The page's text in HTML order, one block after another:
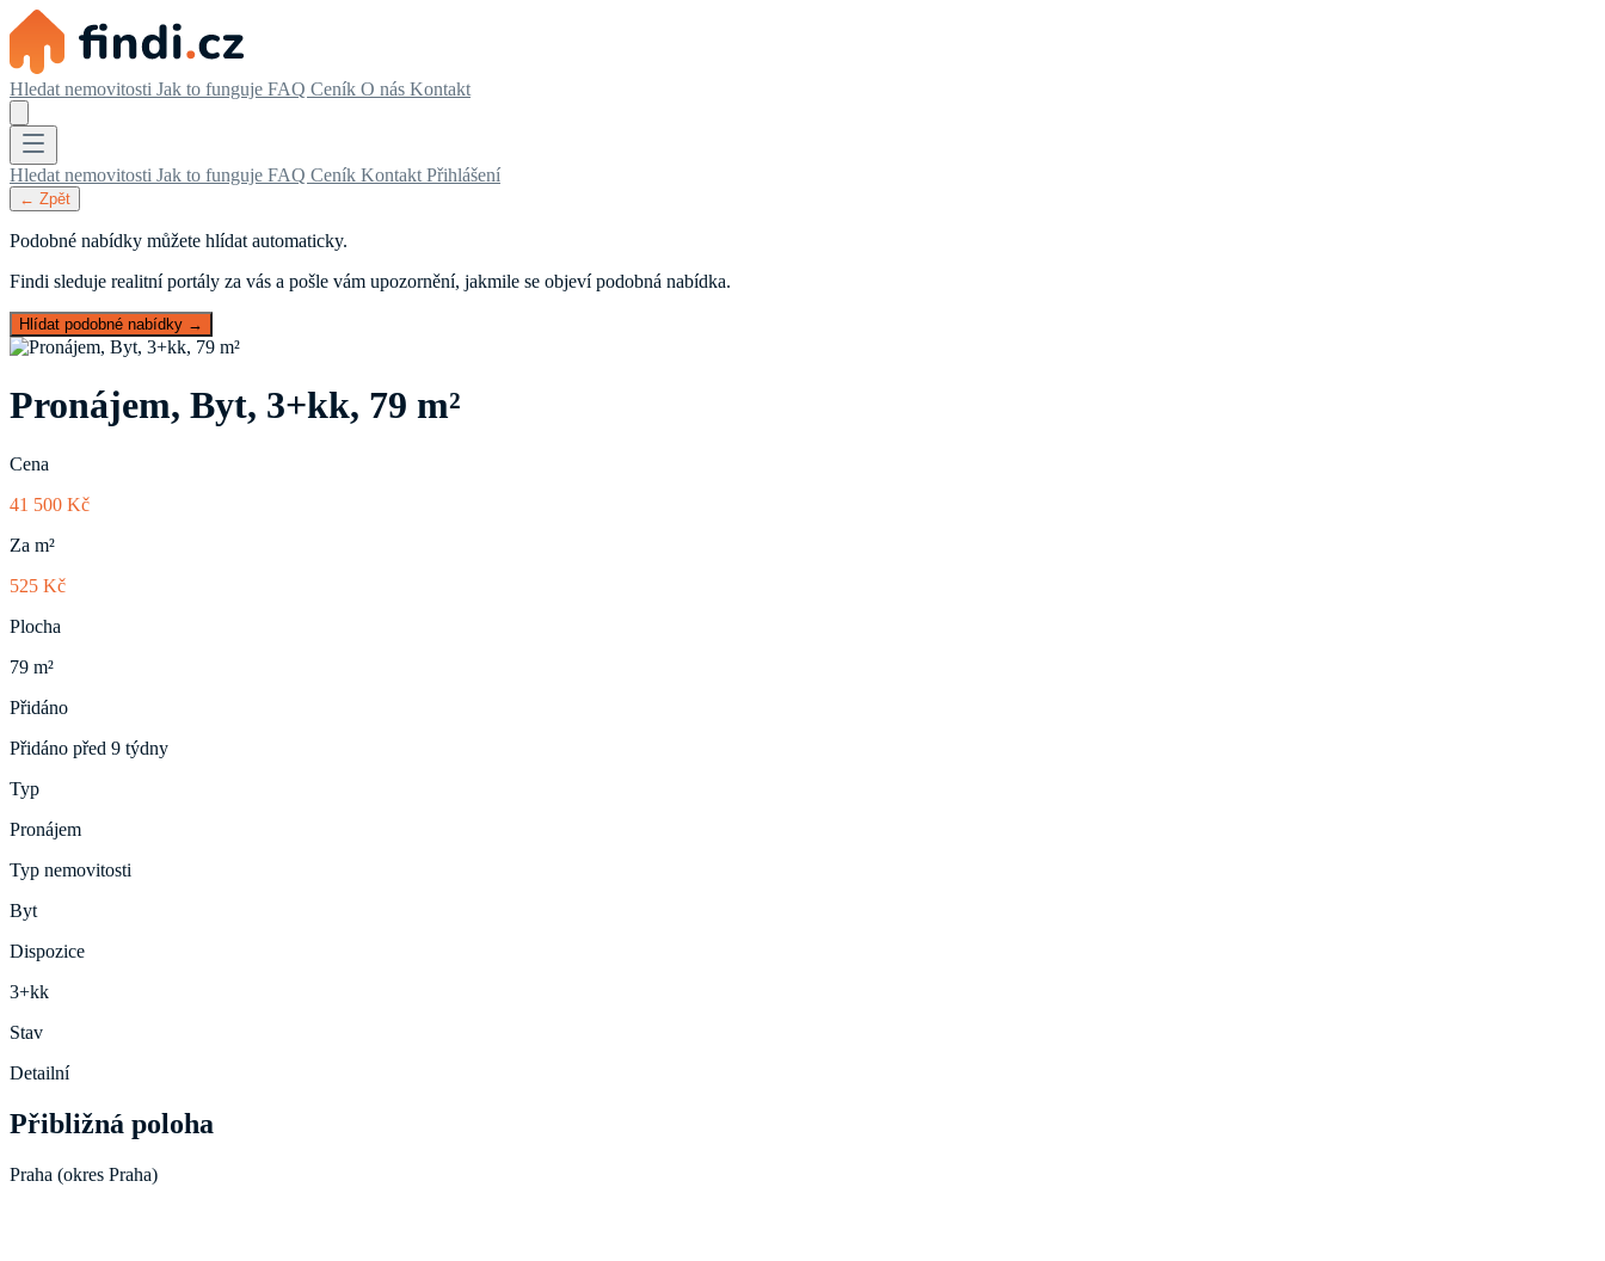
Hledat nemovitosti Jak to funguje FAQ Ceník O nás Kontakt
Hledat nemovitosti Jak to funguje FAQ Ceník Kontakt Přihlášení
← Zpět
Podobné nabídky můžete hlídat automaticky.
Findi sleduje realitní portály za vás a pošle vám upozornění, jakmile se objeví podobná nabídka.
Hlídat podobné nabídky →
Pronájem, Byt, 3+kk, 79 m²
Cena
41 500 Kč
Za m²
525 Kč
Plocha
79 m²
Přidáno
Přidáno před 9 týdny
Typ
Pronájem
Typ nemovitosti
Byt
Dispozice
3+kk
Stav
Detailní
Přibližná poloha
Praha (okres Praha)